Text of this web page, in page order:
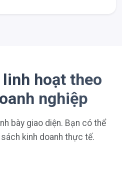
hoạt theo
nghiệp
bày giao diện. Bạn có thể
kinh doanh thực tế.